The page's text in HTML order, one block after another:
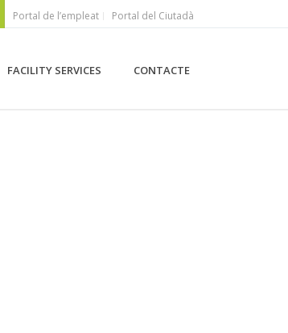
Portal de l’empleat Portal del Ciutadà
FACILITY SERVICES CONTACTE